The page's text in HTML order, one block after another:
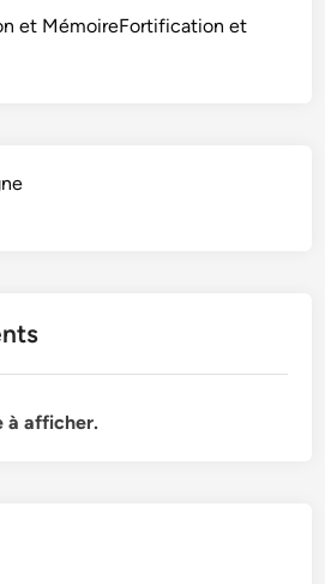
et MémoireFortification et
à afficher.